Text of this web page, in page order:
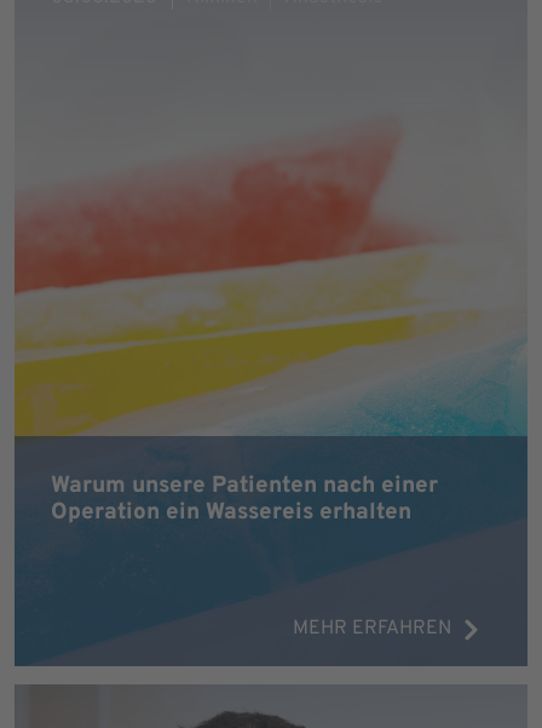
Warum unsere Patienten nach einer
Operation ein Wassereis erhalten
MEHR ERFAHREN